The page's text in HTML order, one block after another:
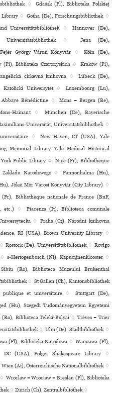
♢ Gdańsk (Pl), Biblioteka Polskiej
♢ Gotha (De), Forschungsbibliothek ♢
Universitätsbibliothek ♢ Hannover (De),
Universitätsbibliothek ♢ Jena (De),
György Városi Könyvtár ♢ Köln (De),
Biblioteka Czartoryskich ♢ Kraków (Pl),
cir­kevná kni­hovna ♢ Lübeck (De),
Uniwersytet ♢ Luxembourg (Lu),
Bénédictine ♢ Mons = Bergen (Be),
Hainaut ♢ München (De), Bayerische
Universität, Universitätsbibliothek ♢
♢ New Haven, CT (USA), Yale
Memorial Library, Yale Medical Historical
Public Library ♢ Nice (Fr), Bibliothèque
Narodowego ♢ Pannonhalma (Hu),
Jókai Mór Városi Könyvtár (City Library) ♢
Bibliothèque nationale de France (BnF,
etc.) ♢ Piacenza (It), Biblioteca comu­nale
♢ Praha (Cz), Národní kni­hovna
RI (USA), Brown University Library ♢
Rostock (De), Universitätsbibliothek ♢ Rovigo
s-Hertogenbosch (Nl), Kapucijnenklooster ♢
(Ro), Biblioteca Muzeului Brukenthal
♢ St Gallen (Ch), Kantonsbibliothek
et uni­ver­si­taire ♢ Stuttgart (De),
(Hu), Szegedi Tudományegyetem Egyetemi
Biblioteca Teleki-Bolyai ♢ Trèves = Trier
♢ Ulm (De), Stadtbibliothek ♢
(Pl), Biblioteka Narodowa ♢ Warszawa (Pl),
(USA), Folger Shakespeare Library ♢
(At), Österreichische Nationalbibliothek ♢
Wroclaw = Wrocław = Breslau (Pl), Biblioteka
♢ Zürich (Ch), Zentralbibliothek ♢